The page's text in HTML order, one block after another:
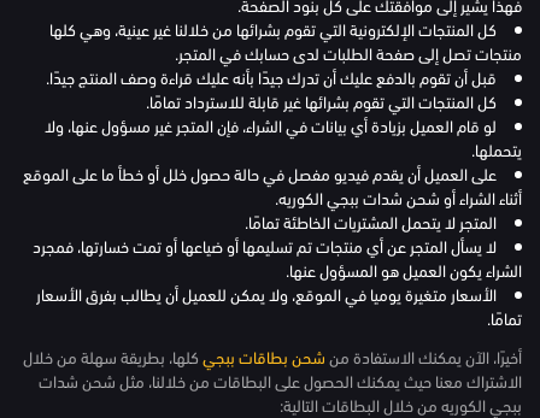
كل المنتجات الإلكترونية التي تقوم بشرائها من خلالنا غير عينية، وهي كلها
منتجات تصل إلى صفحة الطلبات لدى حسابك في المتجر.
قبل أن تقوم بالدفع عليك أن تدرك جيدًا بأنه عليك قراءة وصف المنتج جيدًا.
كل المنتجات التي تقوم بشرائها غير قابلة للاسترداد تمامًا.
لو قام العميل بزيادة أي بيانات في الشراء، فإن المتجر غير مسؤول عنها، ولا
يتحملها.
على العميل أن يقدم فيديو مفصل في حالة حصول خلل أو خطأ ما على الموقع
أثناء الشراء أو شحن شدات ببجي الكوريه.
المتجر لا يتحمل المشتريات الخاطئة تمامًا.
لا يسأل المتجر عن أي منتجات تم تسليمها أو ضياعها أو تمت خسارتها، فمجرد
الشراء يكون العميل هو المسؤول عنها.
الأسعار متغيرة يوميا في الموقع، ولا يمكن للعميل أن يطالب بفرق الأسعار
تمامًا.
أخيرًا، الآن يمكنك الاستفادة منشحن بطاقات ببجيكلها، بطريقة سهلة من خلال
الاشتراك معنا حيث يمكنك الحصول على البطاقات من خلالنا، مثل شحن شدات
ببجي الكوريه من خلال البطاقات التالية: